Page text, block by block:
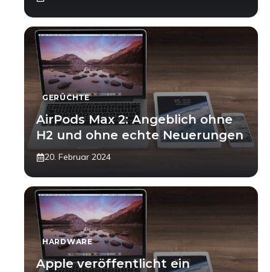
GERÜCHTE
AirPods Max 2: Angeblich ohne
H2 und ohne echte Neuerungen
20. Februar 2024
HARDWARE
Apple veröffentlicht ein